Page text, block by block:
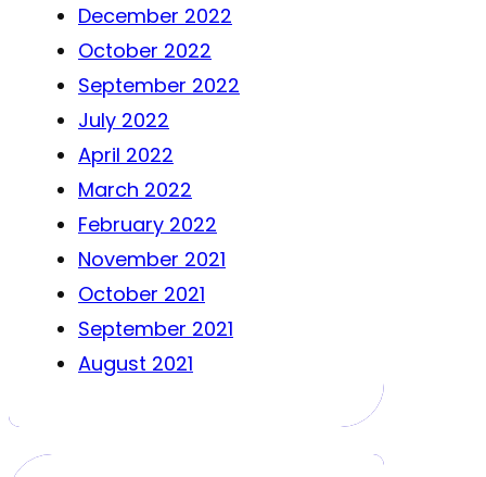
December 2022
October 2022
September 2022
July 2022
April 2022
March 2022
February 2022
November 2021
October 2021
September 2021
August 2021